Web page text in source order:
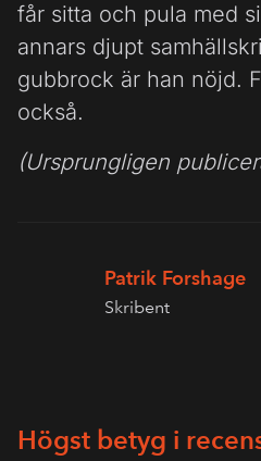
får sitta och pula med
annars djupt
gubbrock är han nöjd.
också.
(Ursprungligen
Patrik Forshage
Skribent
Högst betyg i